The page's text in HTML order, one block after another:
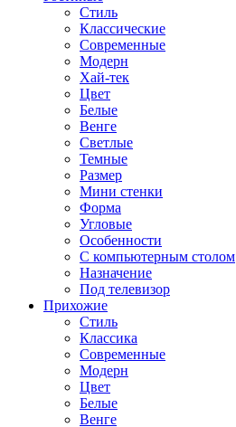
Стиль
Классические
Современные
Модерн
Хай-тек
Цвет
Белые
Венге
Светлые
Темные
Размер
Мини стенки
Форма
Угловые
Особенности
С компьютерным столом
Назначение
Под телевизор
Прихожие
Стиль
Классика
Современные
Модерн
Цвет
Белые
Венге